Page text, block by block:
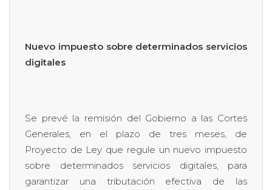
Nuevo impuesto sobre determinados servicios
digitales
Se prevé la remisión del Gobierno a las Cortes
Generales, en el plazo de tres meses, de
Proyecto de Ley que regule un nuevo impuesto
sobre determinados servicios digitales, para
garantizar una tributación efectiva de las